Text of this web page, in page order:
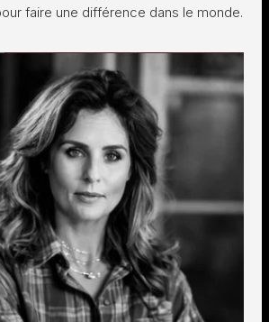
faire une différence dans le monde.